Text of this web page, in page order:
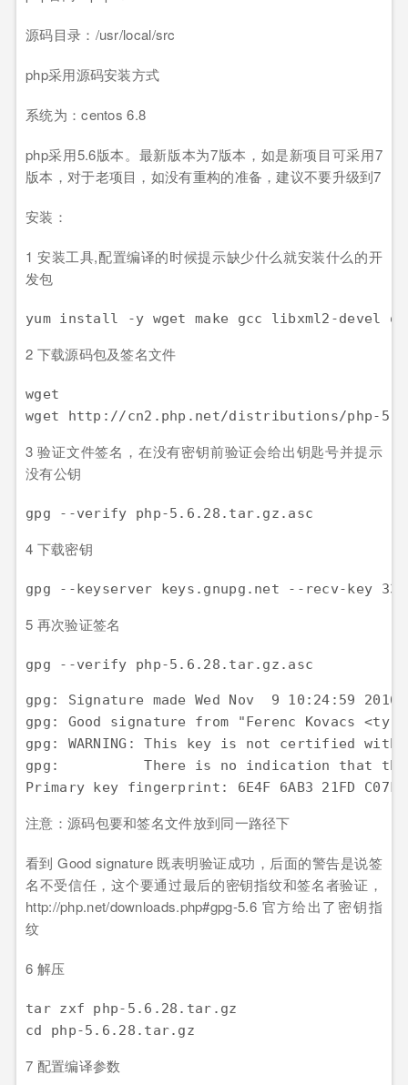
源码目录：/usr/local/src
php采用源码安装方式
系统为：centos 6.8
php采用5.6版本。最新版本为7版本，如是新项目可采用7
版本，对于老项目，如没有重构的准备，建议不要升级到7
安装：
1 安装工具,配置编译的时候提示缺少什么就安装什么的开
发包
2 下载源码包及签名文件
wget
3 验证文件签名，在没有密钥前验证会给出钥匙号并提示
没有公钥
4 下载密钥
5 再次验证签名
gpg: Signature made Wed Nov  9 10:24:59 2016
gpg: Good signature from "Ferenc Kovacs
gpg: WARNING: This key is not certified
gpg:          There is no indication that the
注意：源码包要和签名文件放到同一路径下
看到 Good signature 既表明验证成功，后面的警告是说签
名不受信任，这个要通过最后的密钥指纹和签名者验证，
http://php.net/downloads.php#gpg-5.6 官方给出了密钥指
纹
6 解压
tar zxf php-5.6.28.tar.gz
7 配置编译参数